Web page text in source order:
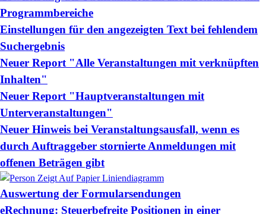
Programmbereiche
Einstellungen für den angezeigten Text bei fehlendem
Suchergebnis
Neuer Report "Alle Veranstaltungen mit verknüpften
Inhalten"
Neuer Report "Hauptveranstaltungen mit
Unterveranstaltungen"
Neuer Hinweis bei Veranstaltungsausfall, wenn es
durch Auftraggeber stornierte Anmeldungen mit
offenen Beträgen gibt
Auswertung der Formularsendungen
eRechnung: Steuerbefreite Positionen in einer